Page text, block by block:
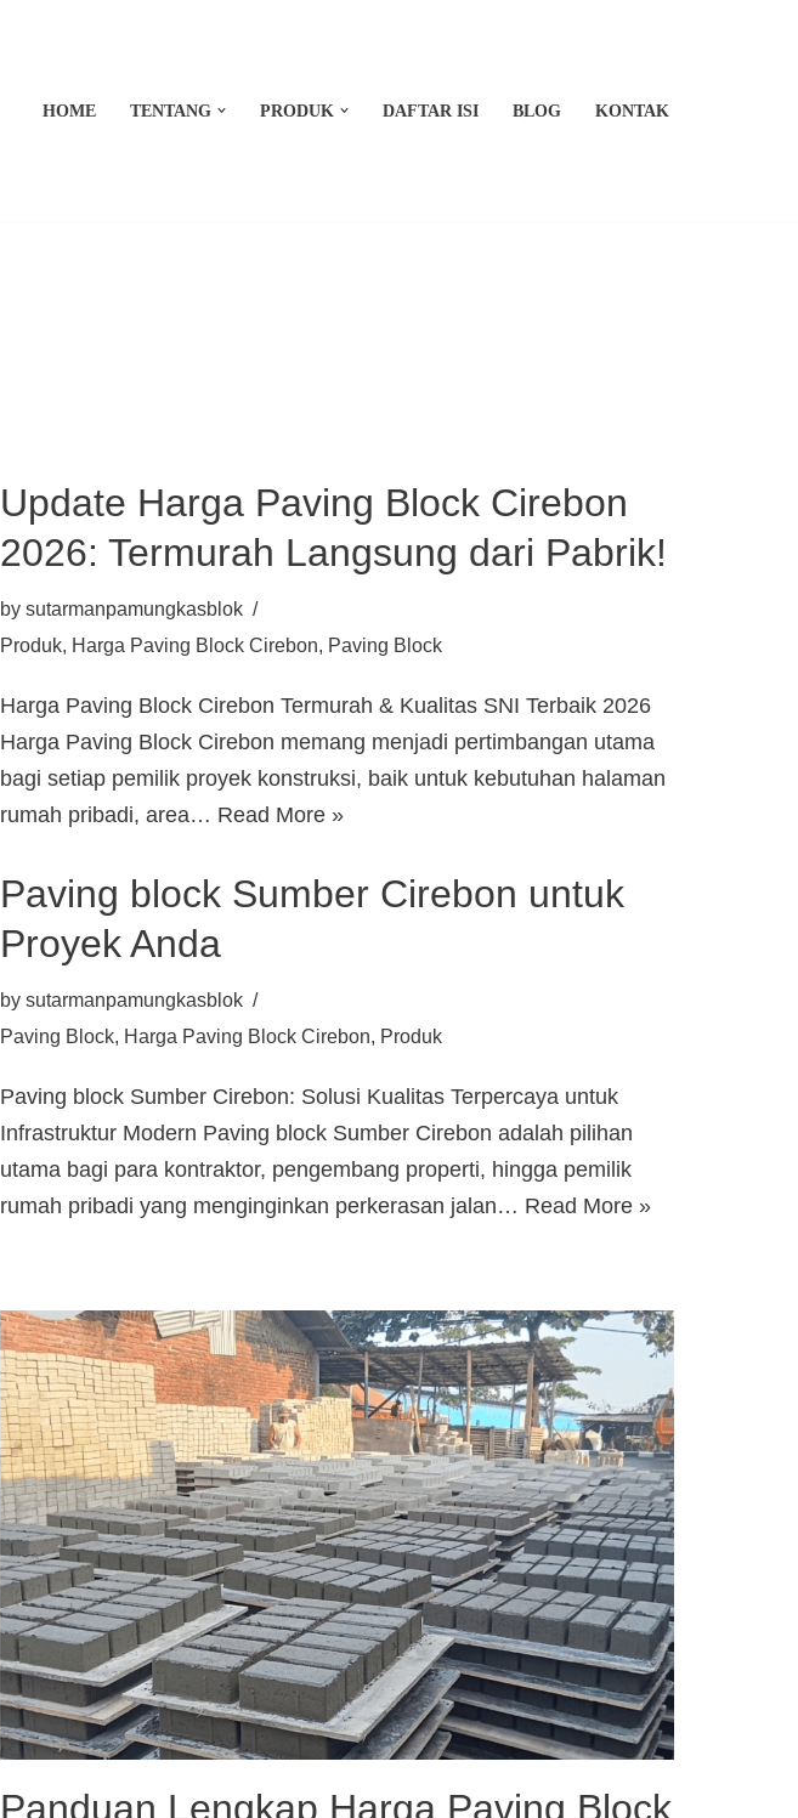
HOME TENTANG PRODUK DAFTAR ISI BLOG KONTAK
Update Harga Paving Block Cirebon
2026: Termurah Langsung dari Pabrik!
by sutarmanpamungkasblok
Produk, Harga Paving Block Cirebon, Paving Block
Harga Paving Block Cirebon Termurah & Kualitas SNI Terbaik 2026
Harga Paving Block Cirebon memang menjadi pertimbangan utama
bagi setiap pemilik proyek konstruksi, baik untuk kebutuhan halaman
rumah pribadi, area… Read More »
Paving block Sumber Cirebon untuk
Proyek Anda
by sutarmanpamungkasblok
Paving Block, Harga Paving Block Cirebon, Produk
Paving block Sumber Cirebon: Solusi Kualitas Terpercaya untuk
Infrastruktur Modern Paving block Sumber Cirebon adalah pilihan
utama bagi para kontraktor, pengembang properti, hingga pemilik
rumah pribadi yang menginginkan perkerasan jalan… Read More »
Panduan Lengkap Harga Paving Block